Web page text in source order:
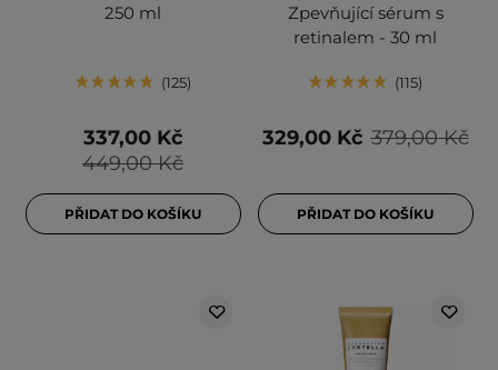
250 ml
125
449,00 Kč
337,00 Kč
PŘIDAT DO KOŠÍKU
Zpevňující sérum s
retinalem - 30 ml
115
379,00 Kč
329,00 Kč
PŘIDAT DO KOŠÍKU